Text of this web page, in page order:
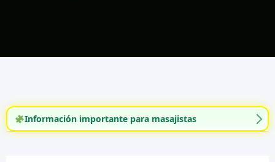
Información importante para masajistas